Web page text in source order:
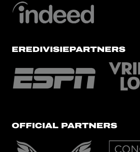
EREDIVISIEPARTNERS
OFFICIAL PARTNERS